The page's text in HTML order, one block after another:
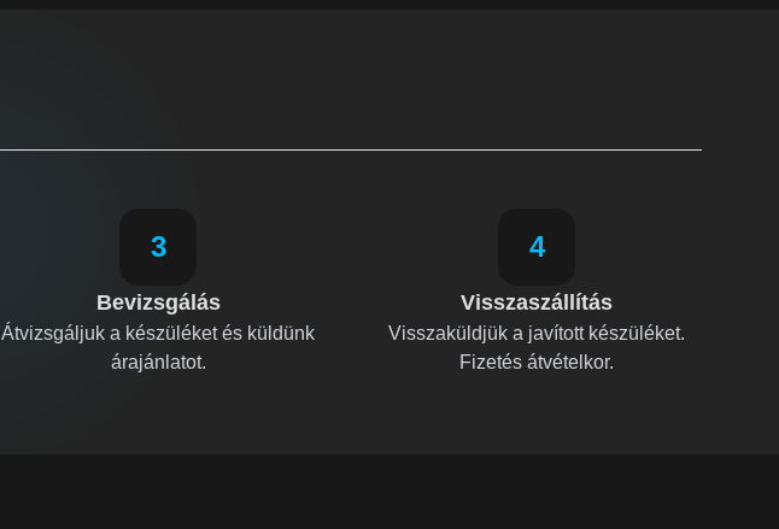
3
Bevizsgálás
Átvizsgáljuk a készüléket és küldünk
árajánlatot.
4
Visszaszállítás
Visszaküldjük a javított készüléket.
Fizetés átvételkor.